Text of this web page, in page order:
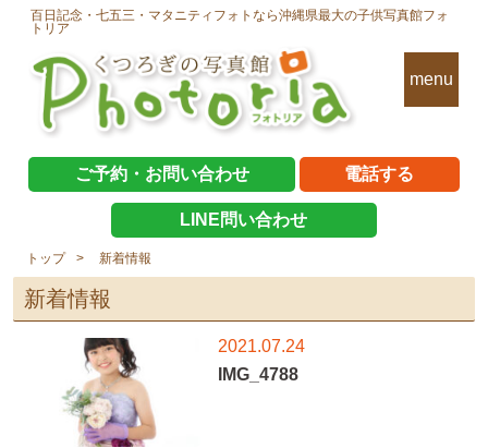
百日記念・七五三・マタニティフォトなら沖縄県最大の子供写真館フォ
トリア
menu
ご予約・お問い合わせ 電話する
LINE問い合わせ
トップ 新着情報
新着情報
2021.07.24
IMG_4788